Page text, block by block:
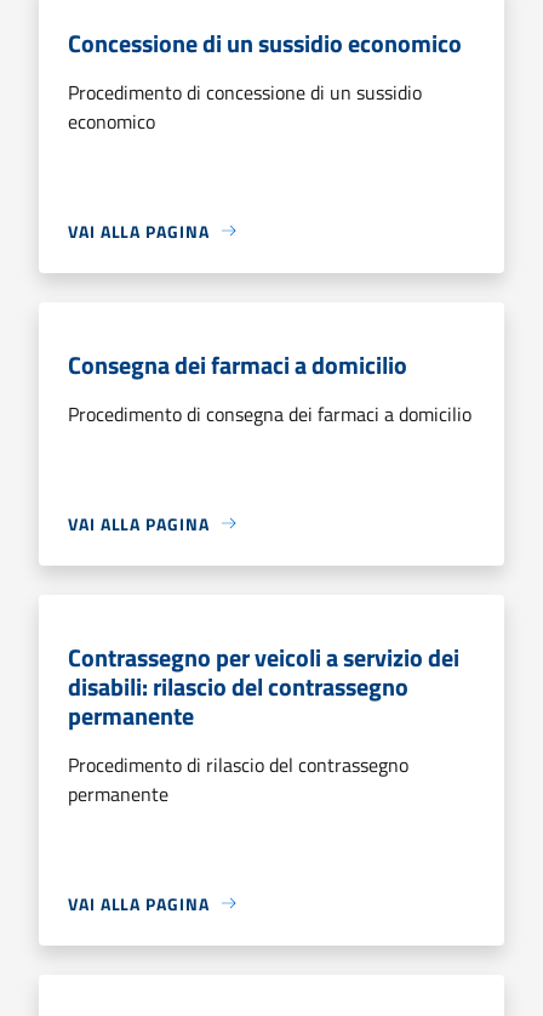
Concessione di un sussidio economico
Procedimento di concessione di un sussidio
economico
VAI ALLA PAGINA
Consegna dei farmaci a domicilio
Procedimento di consegna dei farmaci a domicilio
VAI ALLA PAGINA
Contrassegno per veicoli a servizio dei
disabili: rilascio del contrassegno
permanente
Procedimento di rilascio del contrassegno
permanente
VAI ALLA PAGINA